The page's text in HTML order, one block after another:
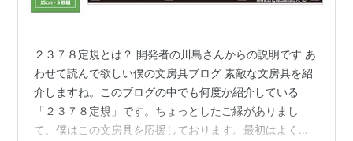
２３７８定規とは？ 開発者の川島さんからの説明です あ
わせて読んで欲しい僕の文房具ブログ 素敵な文房具を紹
介しますね。このブログの中でも何度か紹介している
「２３７８定規」です。ちょっとしたご縁がありまし
て、僕はこの文房具を応援しております。最初はよく使